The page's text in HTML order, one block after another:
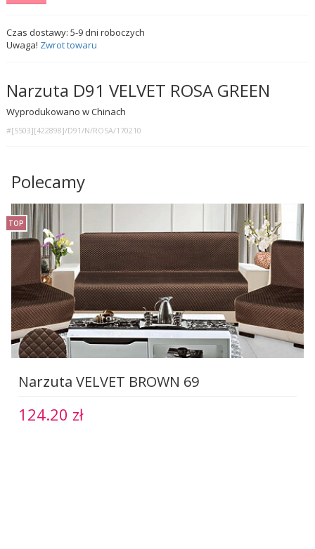
Czas dostawy:5-9 dni roboczych
Uwaga! Zwrot towaru
Narzuta D91 VELVET ROSA GREEN
Wyprodukowano w Chinach
#[S503][422898]/D91/N/ROSA/170210
Polecamy
TOP
Narzuta VELVET BROWN 69
124.20 zł